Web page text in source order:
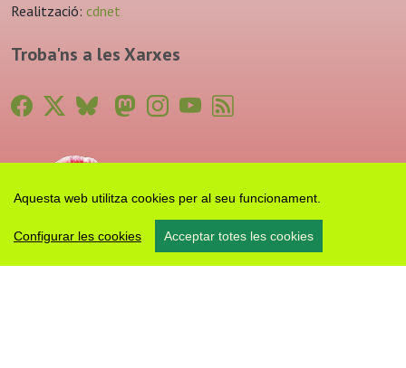
Aquesta web utilitza cookies per al seu funcionament.
Configurar les cookies Acceptar totes les cookies
Realització: cdnet
Troba'ns a les Xarxes